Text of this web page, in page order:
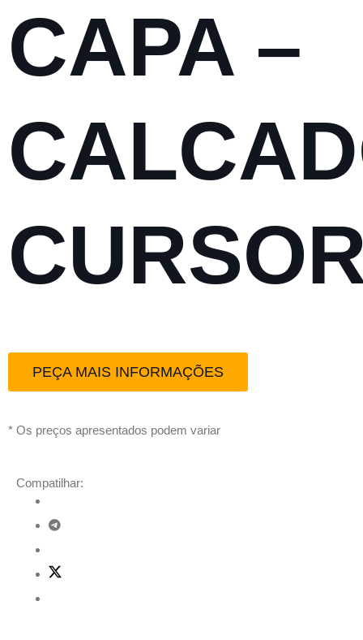
CAPA –
PEÇA MAIS INFORMAÇÕES
* Os preços apresentados podem variar
Compatilhar: